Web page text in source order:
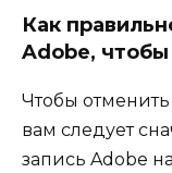
Как
Adobe,
Чтобы
вам следует
запись Adobe